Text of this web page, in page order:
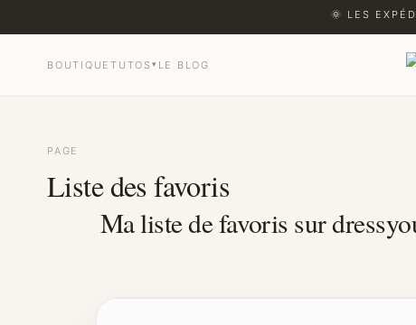
🌞 LES
BOUTIQUETUTOS ▾ LE BLOG
PAGE
Liste des favoris
Ma liste de favoris sur